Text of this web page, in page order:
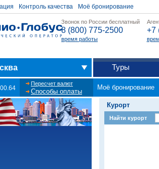
Контроль качества Моё бронирование
Звонок по России бесплатный
8 (800) 775-2500
время работы
+7
Туры
Пересчет валют
Способы оплаты
Моё бронирование
Курорт
Найти курорт